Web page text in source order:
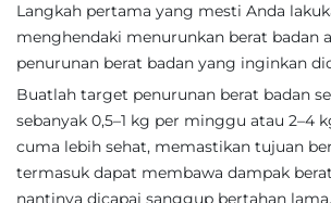
Langkah pertama yang mesti Anda
menghendaki menurunkan berat badan
penurunan berat badan yang inginkan
Buatlah target penurunan berat badan
sebanyak 0,5–1 kg per minggu atau 2–4
cuma lebih sehat, memastikan tujuan
termasuk dapat membawa dampak
nantinya dicapai sanggup bertahan lama.